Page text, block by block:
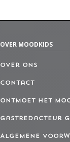
OVER MOODKIDS
Over ons
Contact
Ontmoet het
Gastredacteur
Algemene